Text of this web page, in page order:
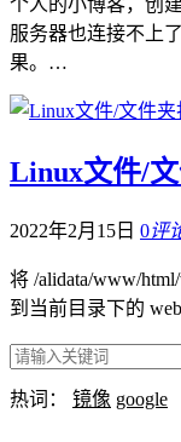
个人的小博客，创
服务器也连接不上
果。…
Linux文件/
2022年2月15日 0评
将 /alidata/www/
到当前目录下的
热词： 镜像 google